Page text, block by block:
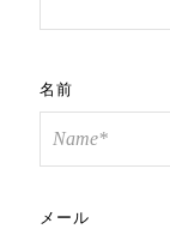
名前
メール